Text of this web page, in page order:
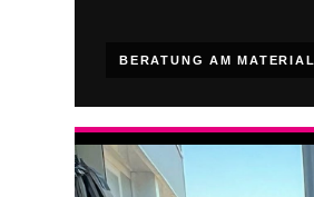
BERATUNG AM MATERIAL